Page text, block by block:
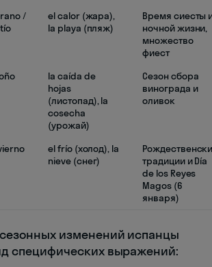
/
el calor (жара),
la playa (пляж)
Время сиесты
ночной жизни,
множество
фиест
la caída de
hojas
(листопад), la
cosecha
(урожай)
Сезон сбора
винограда и
оливок
el frío (холод), la
nieve (снег)
традиции и Día
de los Reyes
Magos (6
января)
изменений испанцы
специфических выражений: